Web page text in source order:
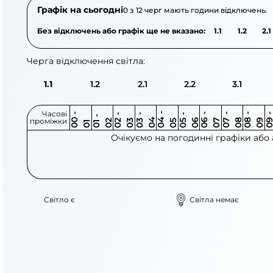
Графік на сьогодні0 з 12 черг мають години відключень.
Без відключень або графік ще не вказано: 1.1 1.2 2.1
Черга відключення світла:
1.1 1.2 2.1 2.2 3.1
Часові
проміжки 0
0
-
0 1 0
1
-
0 2 0 2
-
0 3 0 3
-
0 4 0 4
-
0 5 0 5
-
0 6 0 6
-
0 7 0 7
-
0 8 0 8
-
0 9 0
9
-
1
Очікуємо на погодинні графіки
Світло є Світла немає